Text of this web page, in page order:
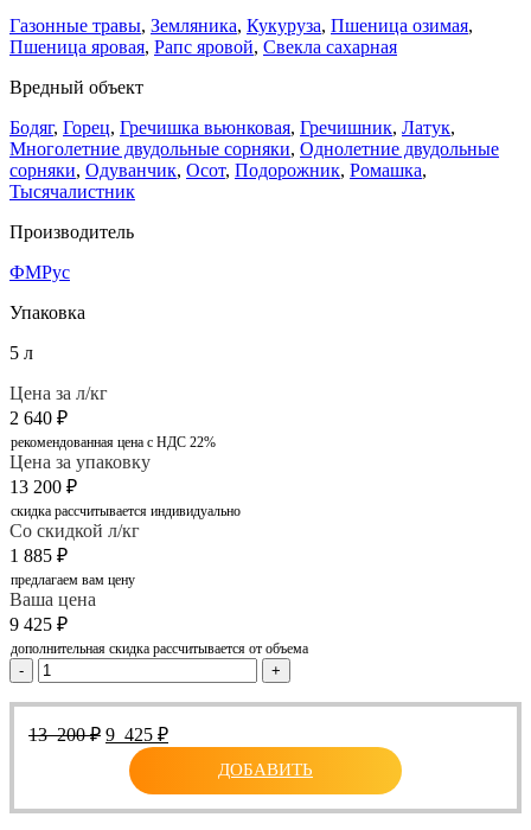
Газонные травы, Земляника, Кукуруза, Пшеница озимая,
Пшеница яровая, Рапс яровой, Свекла сахарная
Вредный объект
Бодяг, Горец, Гречишка вьюнковая, Гречишник, Латук,
Многолетние двудольные сорняки, Однолетние двудольные
сорняки, Одуванчик, Осот, Подорожник, Ромашка,
Тысячалистник
Производитель
ФМРус
Упаковка
5 л
Цена за л/кг
2 640 ₽
рекомендованная цена с НДС 22%
Цена за упаковку
13 200 ₽
скидка рассчитывается индивидуально
Со скидкой л/кг
1 885 ₽
предлагаем вам цену
Ваша цена
9 425 ₽
дополнительная скидка рассчитывается от объема
- +
13 200₽ Первоначальная
цена
составляла
200 ₽.
9 425 ₽Текущая
цена:
425 ₽.
ДОБАВИТЬ